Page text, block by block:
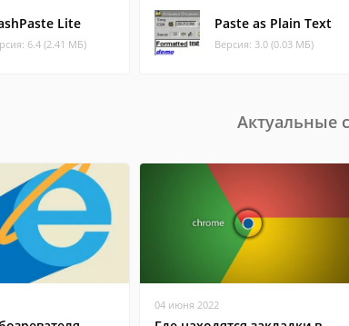
Lite
6.4 (2.41 МБ)
Paste as Plain Text
Версия: 3.0 (0.03 МБ)
Актуальные
04 июня 2022